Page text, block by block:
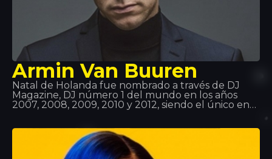
Armin Van Buuren
Natal de Holanda fue nombrado a través de DJ
Magazine, DJ número 1 del mundo en los años
2007, 2008, 2009, 2010 y 2012, siendo el único en
llevaba la música en la sangre, ya que su padre
escuchaba todo tipo de registros, además, él se
interesó enseguida por la tecnología y la